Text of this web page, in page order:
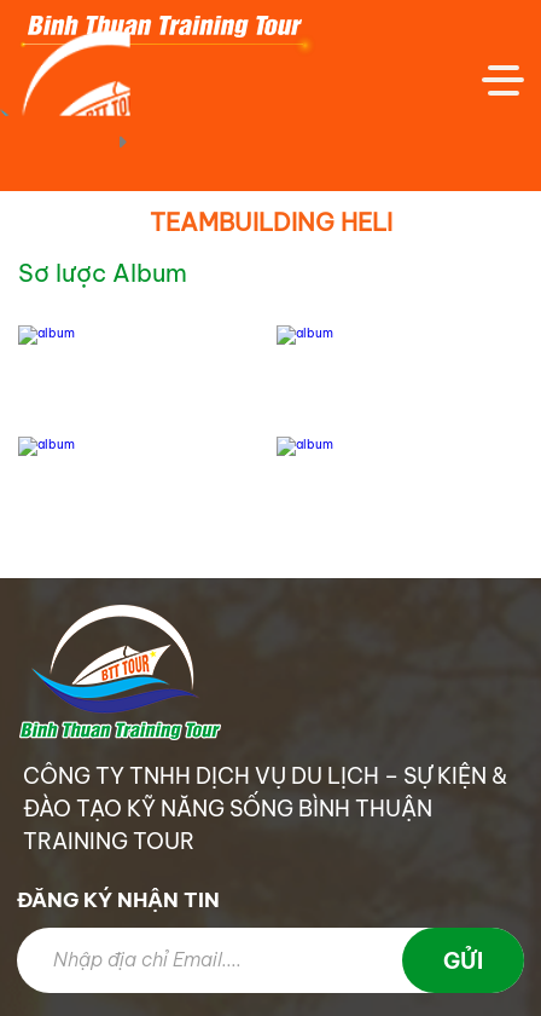
TOUR QUỐC TẾ
ĐÀO TẠO KỸ NĂNG SỐNG
TỔ CHỨC SỰ KIỆN
CUNG CẤP NHÂN SỰ
HÌNH ẢNH
GÓI ƯU ĐÃI
TEAMBUILDING HELI
Sơ lược Album
CÔNG TY TNHH DỊCH VỤ DU LỊCH – SỰ KIỆN &
ĐÀO TẠO KỸ NĂNG SỐNG BÌNH THUẬN
TRAINING TOUR
ĐĂNG KÝ NHẬN TIN